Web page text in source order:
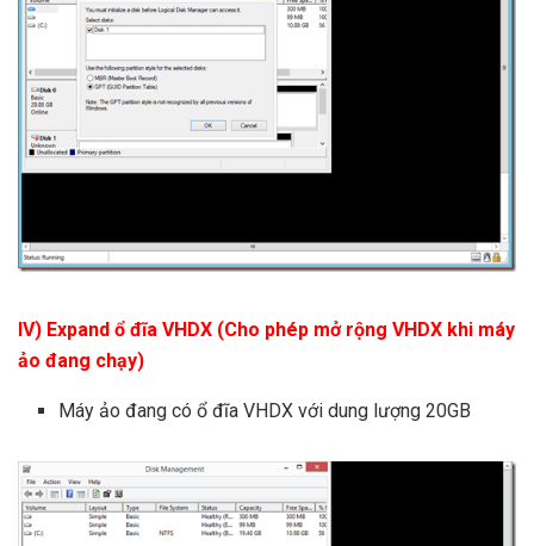
IV) Expand ổ đĩa VHDX (Cho phép mở rộng VHDX khi máy
ảo đang chạy)
Máy ảo đang có ổ đĩa VHDX với dung lượng 20GB